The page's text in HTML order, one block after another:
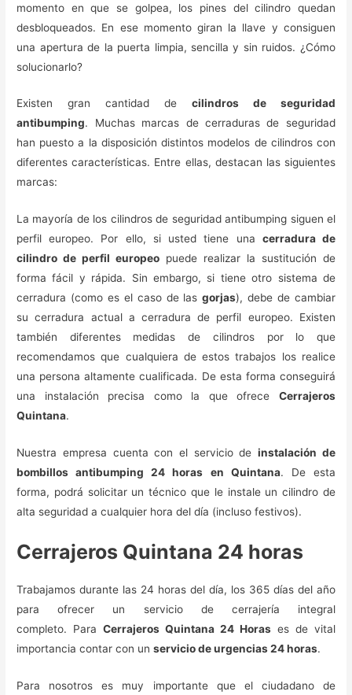
momento en que se golpea, los pines del cilindro quedan
desbloqueados. En ese momento giran la llave y consiguen
una apertura de la puerta limpia, sencilla y sin ruidos. ¿Cómo
solucionarlo?
Existen gran cantidad de cilindros de seguridad
antibumping. Muchas marcas de cerraduras de seguridad
han puesto a la disposición distintos modelos de cilindros con
diferentes características. Entre ellas, destacan las siguientes
marcas:
La mayoría de los cilindros de seguridad antibumping siguen el
perfil europeo. Por ello, si usted tiene una cerradura de
cilindro de perfil europeo puede realizar la sustitución de
forma fácil y rápida. Sin embargo, si tiene otro sistema de
cerradura (como es el caso de lasgorjas), debe de cambiar
su cerradura actual a cerradura de perfil europeo. Existen
también diferentes medidas de cilindros por lo que
recomendamos que cualquiera de estos trabajos los realice
una persona altamente cualificada. De esta forma conseguirá
una instalación precisa como la que ofrece Cerrajeros
Quintana.
Nuestra empresa cuenta con el servicio deinstalación de
bombillos antibumping 24 horas en Quintana. De esta
forma, podrá solicitar un técnico que le instale un cilindro de
alta seguridad a cualquier hora del día (incluso festivos).
Cerrajeros Quintana 24 horas
Trabajamos durante las 24 horas del día, los 365 días del año
para ofrecer un servicio de cerrajería integral
completo. ParaCerrajeros Quintana 24 Horas es de vital
importancia contar con unservicio de urgencias 24 horas.
Para nosotros es muy importante que el ciudadano de